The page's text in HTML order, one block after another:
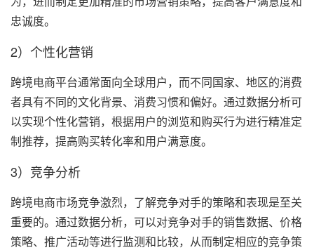
忠诚度。
2）个性化营销
跨境电商平台通常面向全球用户，而不同国家、地区的消费
者具有不同的文化背景、消费习惯和偏好。通过数据分析可
以实现个性化营销，根据用户的浏览和购买行为进行精准定
制推荐，提高购买转化率和用户满意度。
3）竞争分析
跨境电商市场竞争激烈，了解竞争对手的策略和表现是至关
重要的。通过数据分析，可以对竞争对手的销售数据、价格
策略、推广活动等进行监测和比较，从而制定相应的竞争策